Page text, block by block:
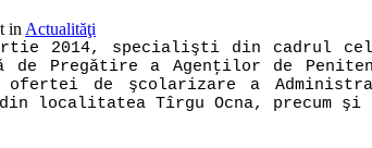
in Actualităţi
2014, specialişti din cadrul
de Pregătire a Agenţilor de
ofertei de şcolarizare a
din localitatea Tîrgu Ocna,